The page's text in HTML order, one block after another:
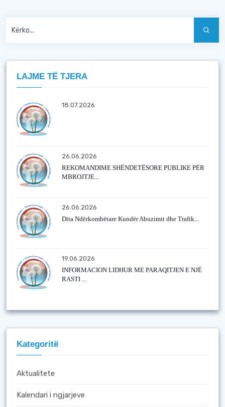
LAJME TË TJERA
18.07.2026
26.06.2026
REKOMANDIME SHËNDETËSORE PUBLIKE PËR
MBROJTJE...
26.06.2026
Dita Ndërkombëtare Kundër Abuzimit dhe Trafik...
19.06.2026
INFORMACION LIDHUR ME PARAQITJEN E NJË
RASTI ...
Kategoritë
Aktualitete
Kalendari i ngjarjeve